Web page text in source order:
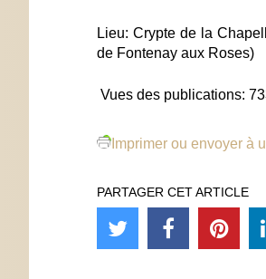
Lieu: Crypte de la
de Fontenay aux Roses)
Vues des publications:
Imprimer ou envoyer à
PARTAGER CET ARTICLE